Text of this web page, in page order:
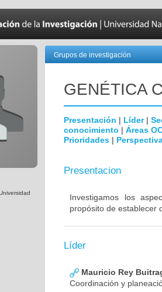
Grupos de investigación
GENÉTICA
Presentación | Líder|
conocimiento | Áreas
Prioridades |
Presentacion
Investigamos los
propósito de establecer
Líder
Mauricio Rey
Coordinación y